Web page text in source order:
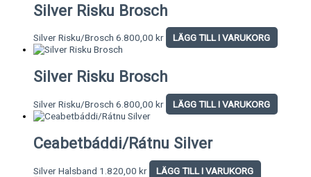
Silver Risku Brosch
Silver Risku/Brosch 6.800,00 kr LÄGG TILL I VARUKORG
Silver Risku Brosch
Silver Risku/Brosch 6.800,00 kr LÄGG TILL I VARUKORG
Ceabetbáddi/Rátnu Silver
Silver Halsband 1.820,00 kr LÄGG TILL I VARUKORG